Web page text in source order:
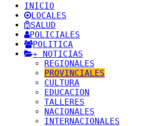
INICIO
LOCALES
SALUD
POLICIALES
POLITICA
+ NOTICIAS
REGIONALES
PROVINCIALES
CULTURA
EDUCACION
TALLERES
NACIONALES
INTERNACIONALES